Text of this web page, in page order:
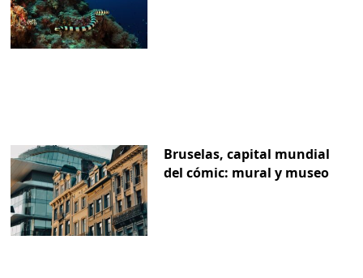
Bruselas, capital mundial
del cómic: mural y museo